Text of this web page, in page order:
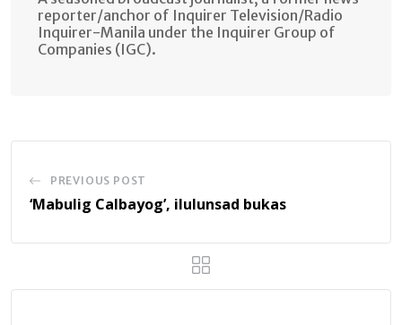
reporter/anchor of Inquirer Television/Radio
Inquirer-Manila under the Inquirer Group of
Companies (IGC).
PREVIOUS POST
‘Mabulig Calbayog’, ilulunsad bukas